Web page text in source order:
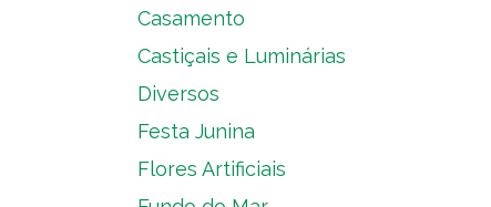
Casamento
Castiçais e Luminárias
Diversos
Festa Junina
Flores Artificiais